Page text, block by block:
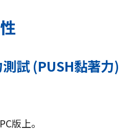
試 (PUSH黏著力)
版上。